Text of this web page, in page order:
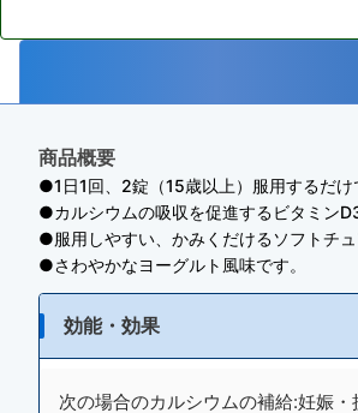
商品概要
●1日1回、2錠（15歳以上）服用するだけ
●カルシウムの吸収を促進するビタミン
●服用しやすい、かみくだけるソフトチ
●さわやかなヨーグルト風味です。
効能・効果
次の場合のカルシウムの補給:妊娠